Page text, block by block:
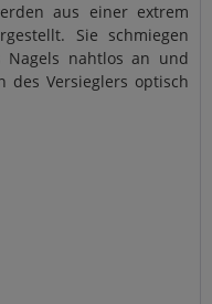
aus einer extrem
Sie schmiegen
Nagels nahtlos an und
des Versieglers optisch